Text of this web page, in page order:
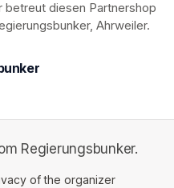
betreut diesen Partnershop
Ahrweiler.
Regierungsbunker.
a new tab)
of the organizer